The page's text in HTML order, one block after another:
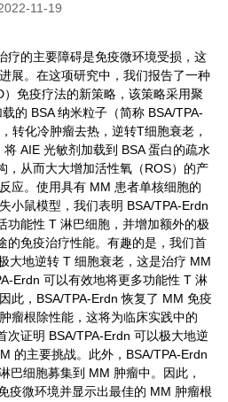
11-19
疗的主要障碍是免疫微环境受损，这
展。在这项研究中，我们报告了一种
免疫疗法的新策略，该策略采用聚
的 BSA 纳米粒子（简称 BSA/TPA-
转化冷肿瘤去热，逆转T细胞衰老，
AIE 光敏剂加载到 BSA 蛋白的疏水
，从而大大增加活性氧（ROS）的产
应。使用具有 MM 患者单核细胞的
小鼠模型，我们表明 BSA/TPA-Erdn
功能性 T 淋巴细胞，并增加额外的极
的免疫治疗性能。有趣的是，我们首
大地逆转 T 细胞衰老，这是治疗 MM
Erdn 可以有效地将更多功能性 T 淋
此，BSA/TPA-Erdn 恢复了 MM 免疫
瘤根除性能，这将为临床实践中的
次证明 BSA/TPA-Erdn 可以极大地逆
的主要挑战。此外，BSA/TPA-Erdn
巴细胞募集到 MM 肿瘤中。因此，
疫微环境并显示出最佳的 MM 肿瘤根